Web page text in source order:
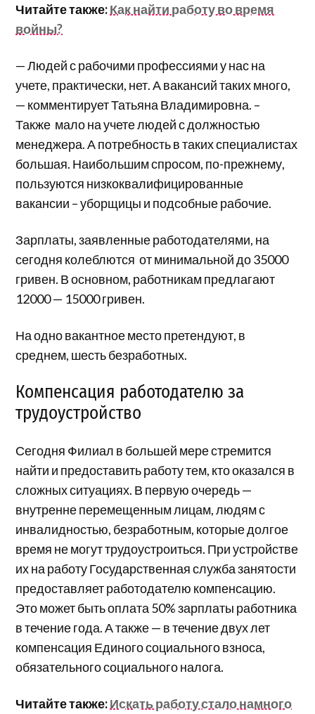
Читайте также:Как найти работу во время
войны?
— Людей с рабочими профессиями у нас на
учете, практически, нет. А вакансий таких много,
— комментирует Татьяна Владимировна. –
Также мало на учете людей с должностью
менеджера. А потребность в таких специалистах
большая. Наибольшим спросом, по-прежнему,
пользуются низкоквалифицированные
вакансии – уборщицы и подсобные рабочие.
Зарплаты, заявленные работодателями, на
сегодня колеблются от минимальной до 35000
гривен. В основном, работникам предлагают
12000 — 15000 гривен.
На одно вакантное место претендуют, в
среднем, шесть безработных.
Компенсация работодателю за
трудоустройство
Сегодня Филиал в большей мере стремится
найти и предоставить работу тем, кто оказался в
сложных ситуациях. В первую очередь —
внутренне перемещенным лицам, людям с
инвалидностью, безработным, которые долгое
время не могут трудоустроиться. При устройстве
их на работу Государственная служба занятости
предоставляет работодателю компенсацию.
Это может быть оплата 50% зарплаты работника
в течение года. А также — в течение двух лет
компенсация Единого социального взноса,
обязательного социального налога.
Читайте также:Искать работу стало намного